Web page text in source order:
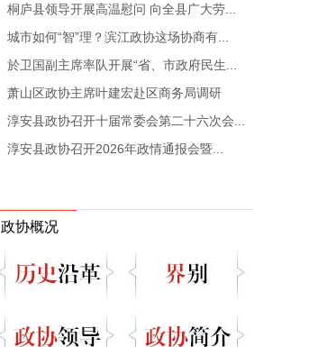
桐庐县领导开展高温慰问 向全县广大劳...
城市如何“智”理？滨江政协这场协商有...
於卫国副主席率队开展“省、市政府民生...
萧山区政协主席叶建宏赴区商务局调研
淳安县政协召开十届常委会第二十六次会...
淳安县政协召开2026年政情通报会暨...
政协概况